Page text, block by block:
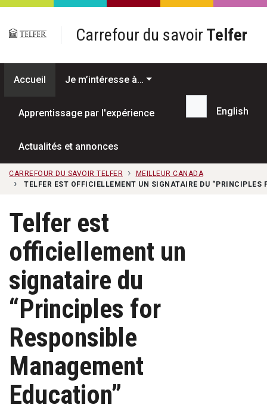
Passer au contenu principal
Carrefour du savoir Telfer
Accueil Je m’intéresse à…
Apprentissage par l'expérience
Actualités et annonces
Recherche...
English
CARREFOUR DU SAVOIR TELFER
MEILLEUR CANADA
TELFER EST OFFICIELLEMENT UN SIGNATAIRE DU “PRINCIPLES
Telfer est
officiellement un
signataire du
“Principles for
Responsible
Management
Education”